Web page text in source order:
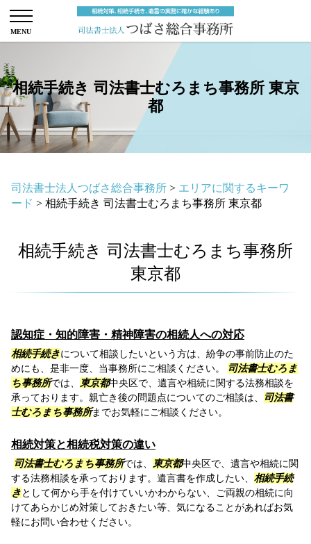
相続手続き 司法書士むろまち事務所 東京
都
司法書士法人つばさ総合事務所 > エリアに関するキーワ
ード > 相続手続き 司法書士むろまち事務所 東京都
相続手続き 司法書士むろまち事務所
東京都
認知症・知的障害・精神障害の相続人への対応
相続手続きについて相談したいという方は、紛争の事前防止のた
めにも、是非一度、当事務所にご相談ください。
司法書士むろま
ち事務所では、 東京都中央区で、遺言や相続に関する法務相談を
承っております。親亡き後の問題点についてのご相談は、
司法書
士むろまち事務所までお気軽にご相談ください。
相続対策と相続税対策の違い
司法書士むろまち事務所では、 東京都中央区で、遺言や相続に関
する法務相談を承っております。遺言書を作成したい、 相続手続
きとして何から手を付けていいかわからない、ご両親の相続に向
けてあらかじめ対策しておきたい等、気になることがあればお気
軽にお問い合わせください。